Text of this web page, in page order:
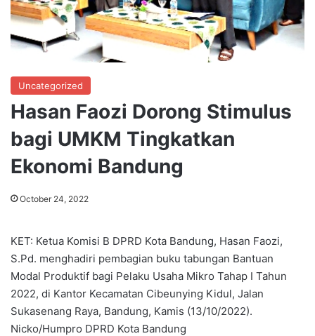
Uncategorized
Hasan Faozi Dorong Stimulus
bagi UMKM Tingkatkan
Ekonomi Bandung
October 24, 2022
KET: Ketua Komisi B DPRD Kota Bandung, Hasan Faozi,
S.Pd. menghadiri pembagian buku tabungan Bantuan
Modal Produktif bagi Pelaku Usaha Mikro Tahap I Tahun
2022, di Kantor Kecamatan Cibeunying Kidul, Jalan
Sukasenang Raya, Bandung, Kamis (13/10/2022).
Nicko/Humpro DPRD Kota Bandung